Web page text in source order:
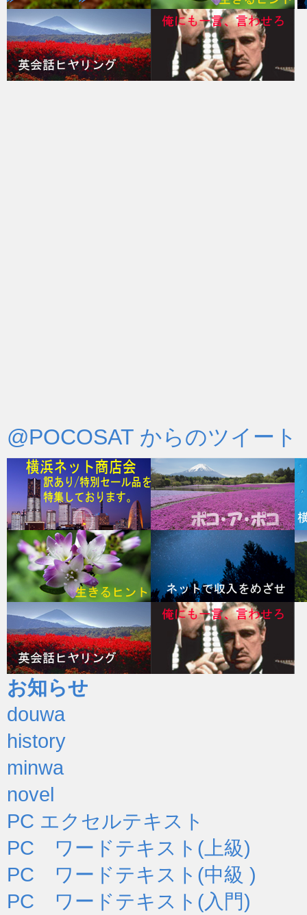
@POCOSAT からのツイート
お知らせ
douwa
history
minwa
novel
PC エクセルテキスト
PC ワードテキスト(上級)
PC ワードテキスト(中級 )
PC ワードテキスト(入門)